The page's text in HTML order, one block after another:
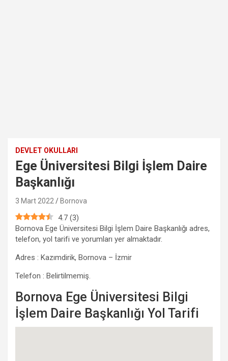
DEVLET OKULLARI
Ege Üniversitesi Bilgi İşlem Daire
Başkanlığı
3 Mart 2022 Bornova
4.7 (3)
Bornova Ege Üniversitesi Bilgi İşlem Daire Başkanlığı adres,
telefon, yol tarifi ve yorumları yer almaktadır.
Adres : Kazımdirik, Bornova – İzmir
Telefon : Belirtilmemiş.
Bornova Ege Üniversitesi Bilgi
İşlem Daire Başkanlığı Yol Tarifi